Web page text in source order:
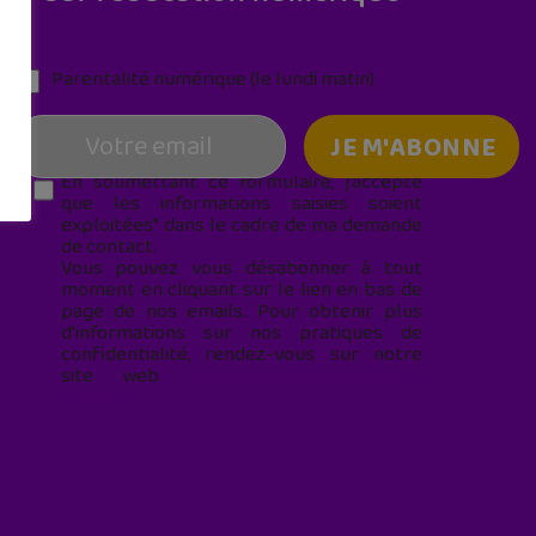
Parentalité numérique (le lundi matin)
En soumettant ce formulaire, j’accepte
que les informations saisies soient
exploitées* dans le cadre de ma demande
de contact.
Vous pouvez vous désabonner à tout
moment en cliquant sur le lien en bas de
page de nos emails. Pour obtenir plus
d'informations sur nos pratiques de
confidentialité, rendez-vous sur notre
site web